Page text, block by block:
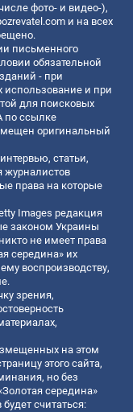
фото- и видео-),
и на всех
письменного
обязательной
- при
использование и при
для поисковых
по ссылке
оригинальный
статьи,
журналистов
права на которые
Images редакция
законом Украины
не имеет права
середина» их
воспроизводству,
зрения,
на этом
этого сайта,
но без
середина»
считаться: